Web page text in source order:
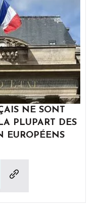
NE SONT
PLUPART DES
EUROPÉENS